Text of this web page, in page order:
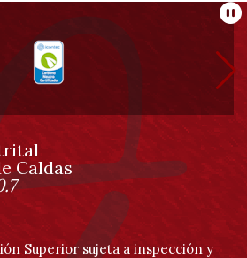
Caldas
Superior sujeta a inspección y